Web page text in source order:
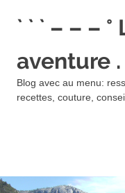
` ` ` – – –
aventure .
Blog avec au menu:
recettes, couture,